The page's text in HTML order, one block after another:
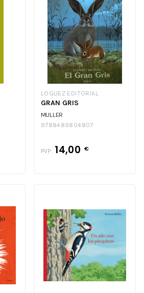
LOGUEZ EDITORIAL
GRAN GRIS
MULLER
9788489804807
PVP: 14,00 €